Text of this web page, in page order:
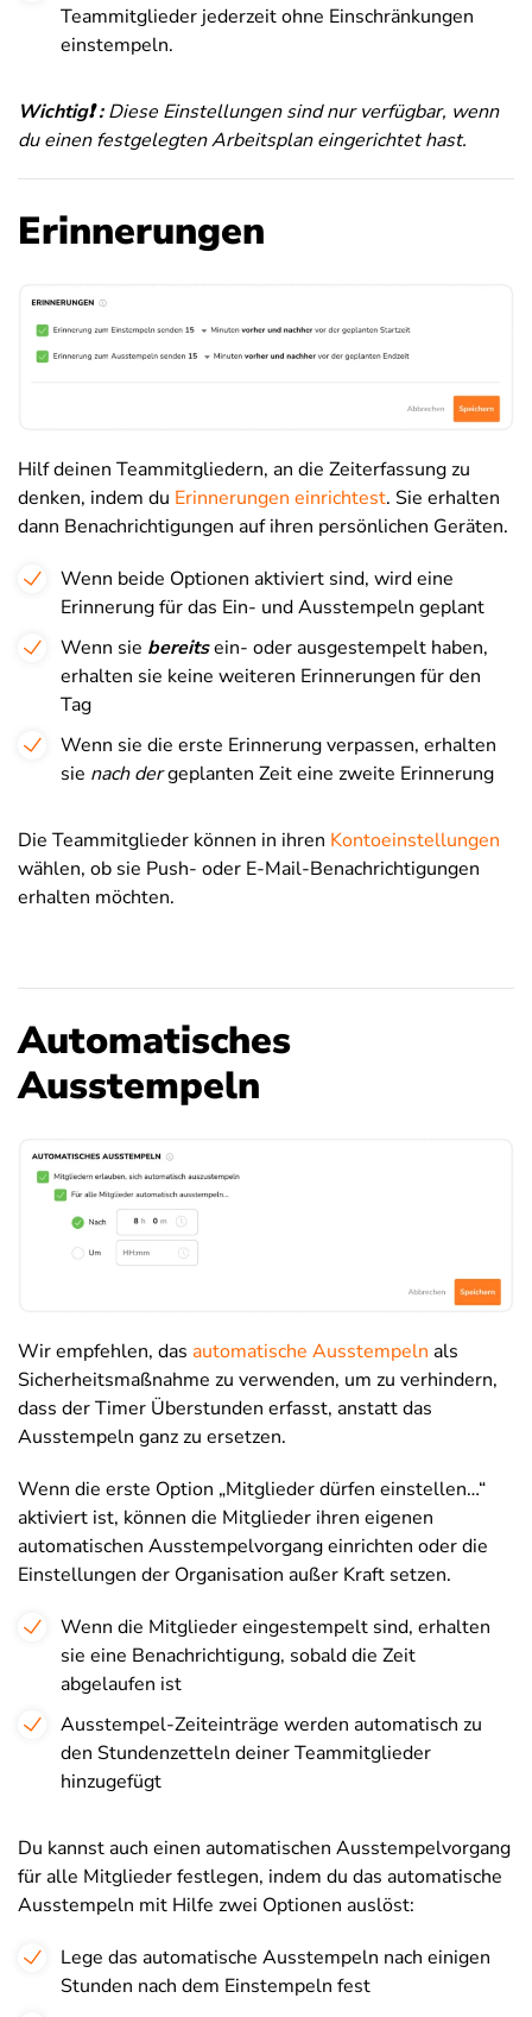
Teammitglieder jederzeit ohne Einschränkungen
einstempeln.
Wichtig❗️ :Diese Einstellungen sind nur verfügbar, wenn
du einen festgelegten Arbeitsplan eingerichtet hast.
Erinnerungen
Hilf deinen Teammitgliedern, an die Zeiterfassung zu
denken, indem du Erinnerungen einrichtest. Sie erhalten
dann Benachrichtigungen auf ihren persönlichen Geräten.
Wenn beide Optionen aktiviert sind, wird eine
Erinnerung für das Ein- und Ausstempeln geplant
Wenn sie bereitsein- oder ausgestempelt haben,
erhalten sie keine weiteren Erinnerungen für den
Tag
Wenn sie die erste Erinnerung verpassen, erhalten
sie nach dergeplanten Zeit eine zweite Erinnerung
Die Teammitglieder können in ihren Kontoeinstellungen
wählen, ob sie Push- oder E-Mail-Benachrichtigungen
erhalten möchten.
Automatisches
Ausstempeln
Wir empfehlen, das automatische Ausstempeln als
Sicherheitsmaßnahme zu verwenden, um zu verhindern,
dass der Timer Überstunden erfasst, anstatt das
Ausstempeln ganz zu ersetzen.
Wenn die erste Option „Mitglieder dürfen einstellen…“
aktiviert ist, können die Mitglieder ihren eigenen
automatischen Ausstempelvorgang einrichten oder die
Einstellungen der Organisation außer Kraft setzen.
Wenn die Mitglieder eingestempelt sind, erhalten
sie eine Benachrichtigung, sobald die Zeit
abgelaufen ist
Ausstempel-Zeiteinträge werden automatisch zu
den Stundenzetteln deiner Teammitglieder
hinzugefügt
Du kannst auch einen automatischen Ausstempelvorgang
für alle Mitglieder festlegen, indem du das automatische
Ausstempeln mit Hilfe zwei Optionen auslöst:
Lege das automatische Ausstempeln nach einigen
Stunden nach dem Einstempeln fest